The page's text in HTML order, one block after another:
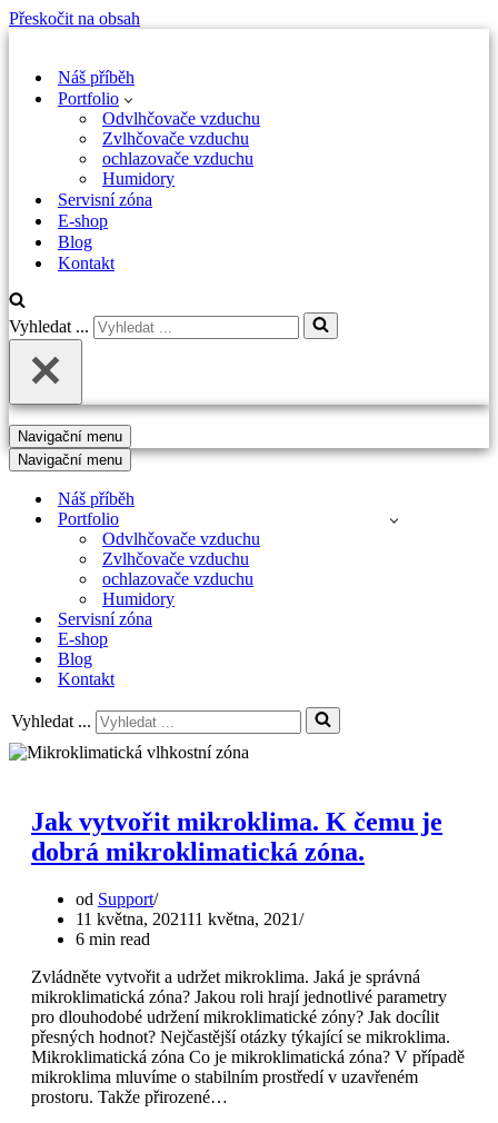
Přeskočit na obsah
Náš příběh
Portfolio
Odvlhčovače vzduchu
Zvlhčovače vzduchu
ochlazovače vzduchu
Humidory
Servisní zóna
E-shop
Blog
Kontakt
Vyhledat ...
Navigační menu
Navigační menu
Náš příběh
Portfolio
Odvlhčovače vzduchu
Zvlhčovače vzduchu
ochlazovače vzduchu
Humidory
Servisní zóna
E-shop
Blog
Kontakt
Vyhledat ...
Jak vytvořit mikroklima. K čemu je
dobrá mikroklimatická zóna.
od Support
11 května, 202111 května, 2021
6 min read
Zvládněte vytvořit a udržet mikroklima. Jaká je správná
mikroklimatická zóna? Jakou roli hrají jednotlivé parametry
pro dlouhodobé udržení mikroklimatické zóny? Jak docílit
přesných hodnot? Nejčastější otázky týkající se mikroklima.
Mikroklimatická zóna Co je mikroklimatická zóna? V případě
mikroklima mluvíme o stabilním prostředí v uzavřeném
prostoru. Takže přirozené…